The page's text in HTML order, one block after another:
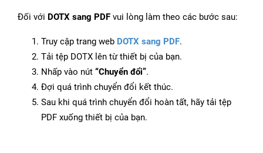
Đối với DOTX sang PDF vui lòng làm theo các bước sau:
Truy cập trang web DOTX sang PDF.
Tải tệp DOTX lên từ thiết bị của bạn.
Nhấp vào nút “Chuyển đổi”.
Đợi quá trình chuyển đổi kết thúc.
Sau khi quá trình chuyển đổi hoàn tất, hãy tải tệp
PDF xuống thiết bị của bạn.